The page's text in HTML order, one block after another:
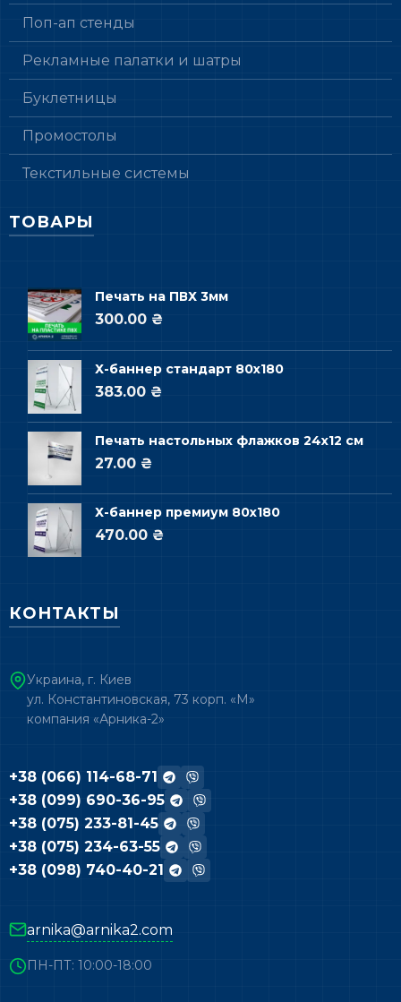
Поп-ап стенды
Рекламные палатки и шатры
Буклетницы
Промостолы
Текстильные системы
ТОВАРЫ
Печать на ПВХ 3мм
300.00 ₴
Х-баннер стандарт 80х180
383.00 ₴
Печать настольных флажков 24х12 см
27.00 ₴
Х-баннер премиум 80х180
470.00 ₴
КОНТАКТЫ
Украина, г. Киев
ул. Константиновская, 73 корп. «М»
компания «Арника-2»
+38 (066) 114-68-71
+38 (099) 690-36-95
+38 (075) 233-81-45
+38 (075) 234-63-55
+38 (098) 740-40-21
arnika@arnika2.com
ПН-ПТ: 10:00-18:00